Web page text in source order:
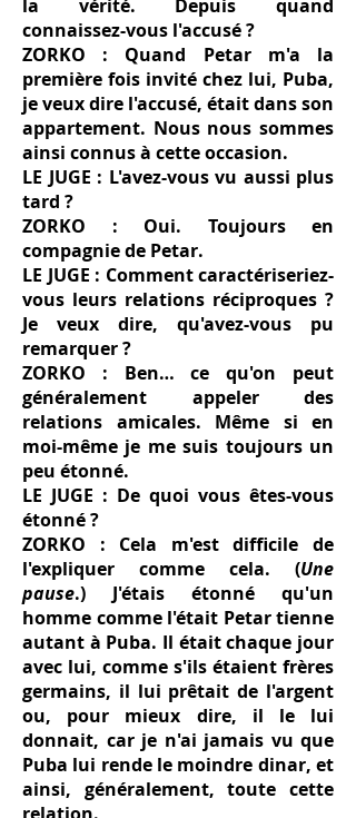
la vérité. Depuis quand
connaissez-vous l'accusé ?
ZORKO : Quand Petar m'a la
première fois invité chez lui, Puba,
je veux dire l'accusé, était dans son
appartement. Nous nous sommes
ainsi connus à cette occasion.
LE JUGE : L'avez-vous vu aussi plus
tard ?
ZORKO : Oui. Toujours en
compagnie de Petar.
LE JUGE : Comment caractériseriez-
vous leurs relations réciproques ?
Je veux dire, qu'avez-vous pu
remarquer ?
ZORKO : Ben… ce qu'on peut
généralement appeler des
relations amicales. Même si en
moi-même je me suis toujours un
peu étonné.
LE JUGE : De quoi vous êtes-vous
étonné ?
ZORKO : Cela m'est difficile de
l'expliquer comme cela. (Une
pause.) J'étais étonné qu'un
homme comme l'était Petar tienne
autant à Puba. Il était chaque jour
avec lui, comme s'ils étaient frères
germains, il lui prêtait de l'argent
ou, pour mieux dire, il le lui
donnait, car je n'ai jamais vu que
Puba lui rende le moindre dinar, et
ainsi, généralement, toute cette